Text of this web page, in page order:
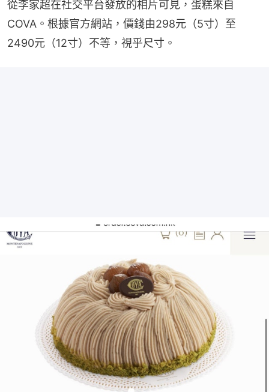
從李家超在社交平台發放的相片可見，蛋糕來自
COVA。根據官方網站，價錢由298元（5寸）至
2490元（12寸）不等，視乎尺寸。